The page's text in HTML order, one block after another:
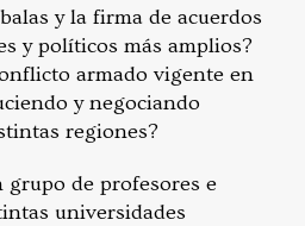
y la firma de acuerdos
y políticos más amplios?
armado vigente en
y negociando
regiones?
grupo de profesores e
universidades